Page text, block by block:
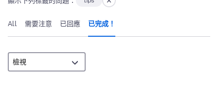
All 需要注意 已回應 已完成！